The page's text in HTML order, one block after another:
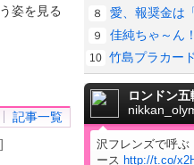
姿を見る
記事一覧
８ 愛、報奨金は
９ 佳純ちゃ～ん
10 竹島プラカー
ロンドン五
沢フレンズで呼
ース http://t.co/